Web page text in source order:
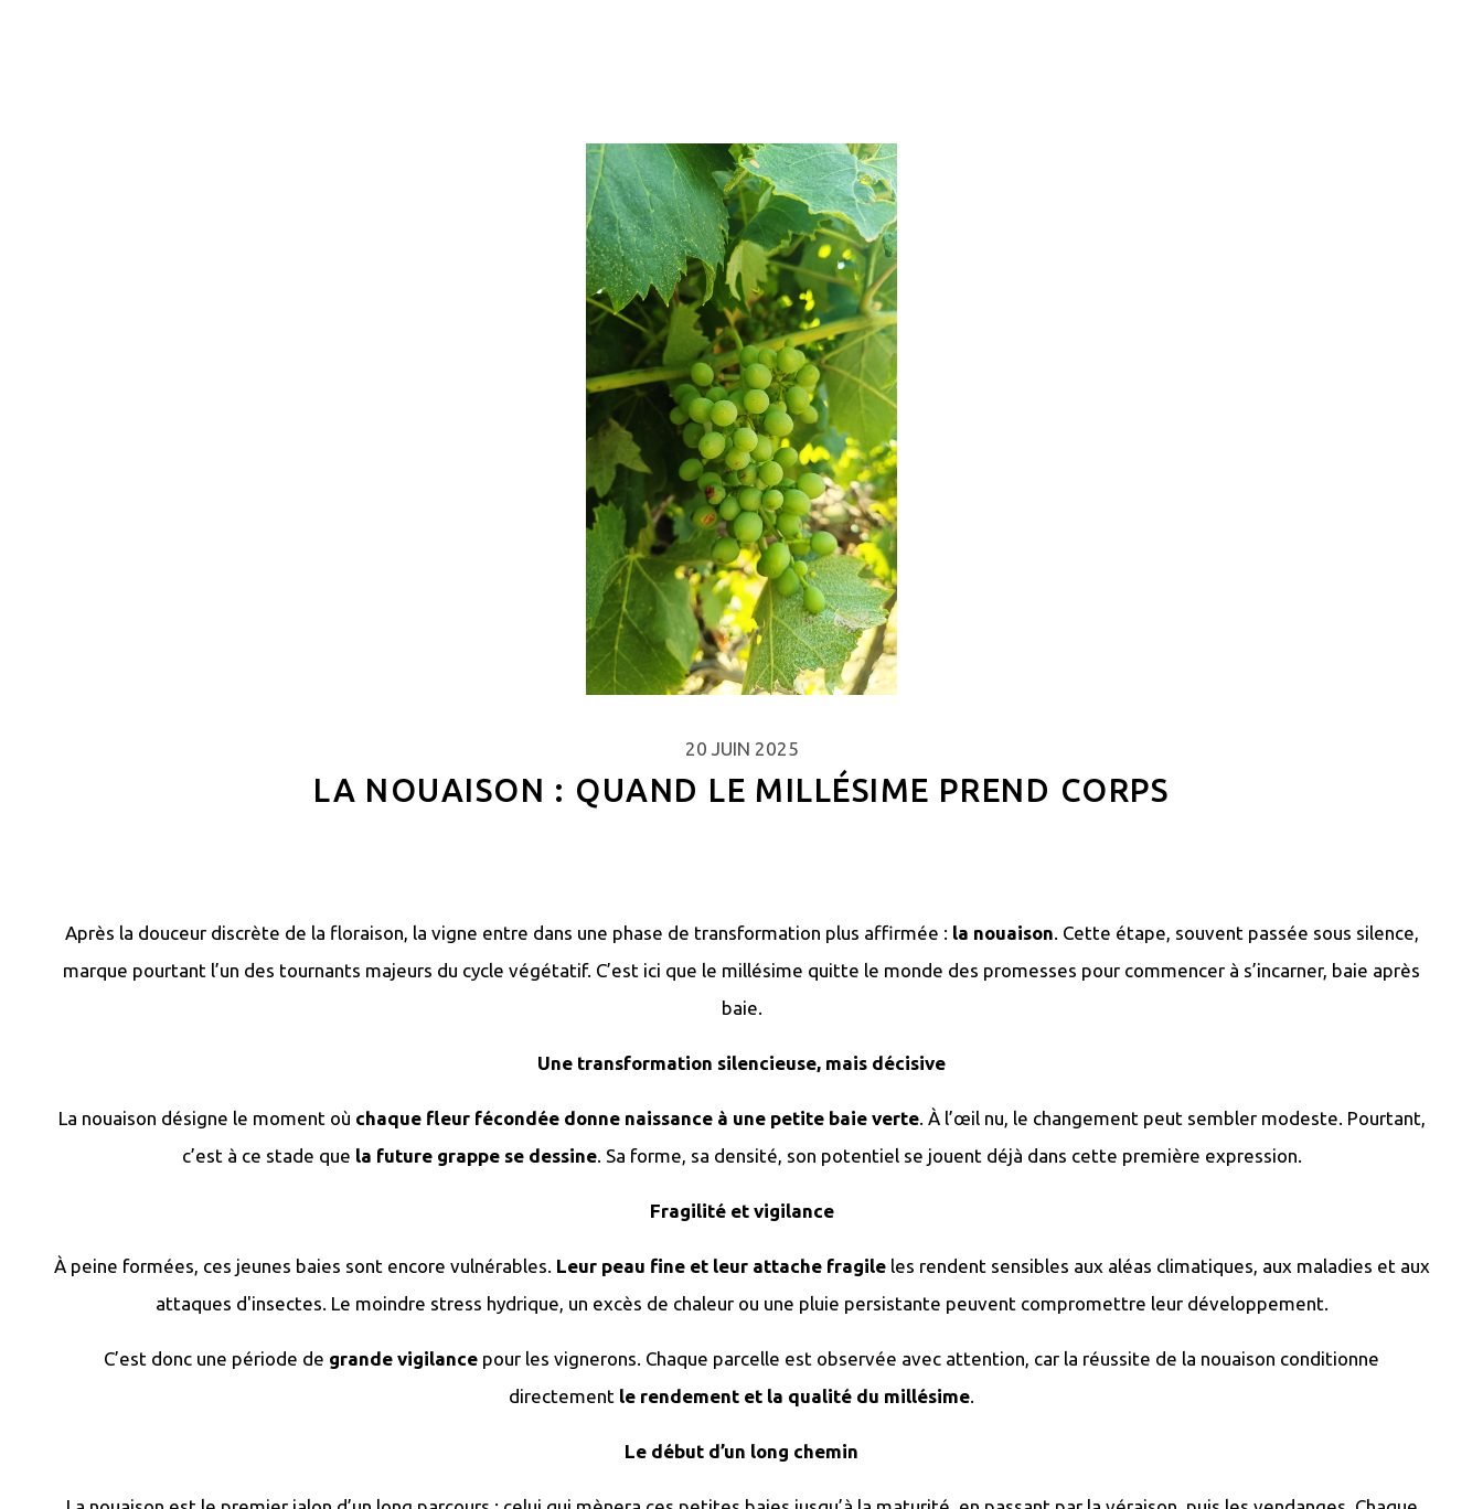
20 JUIN 2025
LA NOUAISON : QUAND LE MILLÉSIME PREND CORPS
Après la douceur discrète de la floraison, la vigne entre dans une phase de transformation plus affirmée : la nouaison. Cette étape, souvent passée sous silence,
marque pourtant l’un des tournants majeurs du cycle végétatif. C’est ici que le millésime quitte le monde des promesses pour commencer à s’incarner, baie après
baie.
Une transformation silencieuse, mais décisive
La nouaison désigne le moment où chaque fleur fécondée donne naissance à une petite baie verte. À l’œil nu, le changement peut sembler modeste. Pourtant,
c’est à ce stade que la future grappe se dessine. Sa forme, sa densité, son potentiel se jouent déjà dans cette première expression.
Fragilité et vigilance
À peine formées, ces jeunes baies sont encore vulnérables. Leur peau fine et leur attache fragileles rendent sensibles aux aléas climatiques, aux maladies et aux
attaques d'insectes. Le moindre stress hydrique, un excès de chaleur ou une pluie persistante peuvent compromettre leur développement.
C’est donc une période de grande vigilance pour les vignerons. Chaque parcelle est observée avec attention, car la réussite de la nouaison conditionne
directement le rendement et la qualité du millésime.
Le début d’un long chemin